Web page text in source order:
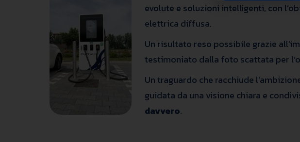
evolute e soluzioni intelligenti, con
elettrica diffusa.
Un risultato reso possibile grazie
testimoniato dalla foto scattata per
Un traguardo che racchiude
guidata da una visione chiara e
davvero.